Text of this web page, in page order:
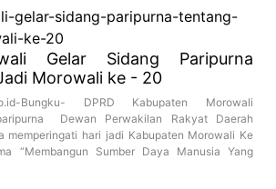
Gelar Sidang Paripurna
Morowali ke - 20
Bungku- DPRD Kabupaten Morowali
Dewan Perwakilan Rakyat Daerah
memperingati hari jadi Kabupaten Morowali Ke
“Membangun Sumber Daya Manusia Yang